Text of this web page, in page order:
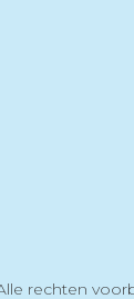
rechten